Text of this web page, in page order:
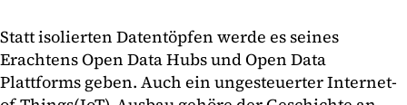
Statt isolierten Datentöpfen werde es seines
Erachtens Open Data Hubs und Open Data
Plattforms geben. Auch ein ungesteuerter Internet-